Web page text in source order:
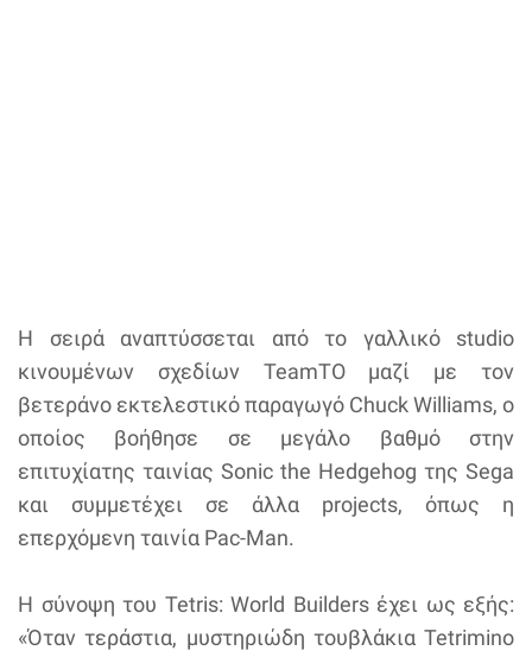
Η σειρά αναπτύσσεται από το γαλλικό studio
κινουμένων σχεδίων TeamTO μαζί με τον
βετεράνο εκτελεστικό παραγωγό Chuck Williams, ο
οποίος βοήθησε σε μεγάλο βαθμό στην
επιτυχίατης ταινίας Sonic the Hedgehog της Sega
και συμμετέχει σε άλλα projects, όπως η
επερχόμενη ταινία Pac-Man.
Η σύνοψη του Tetris: World Builders έχει ως εξής:
«Όταν τεράστια, μυστηριώδη τουβλάκια Tetrimino